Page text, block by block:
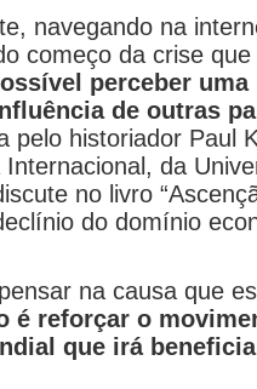
navegando na
começo da crise
perceber
de outras
pelo historiador Paul
da
no livro
do domínio
na causa que
é reforçar o
que irá